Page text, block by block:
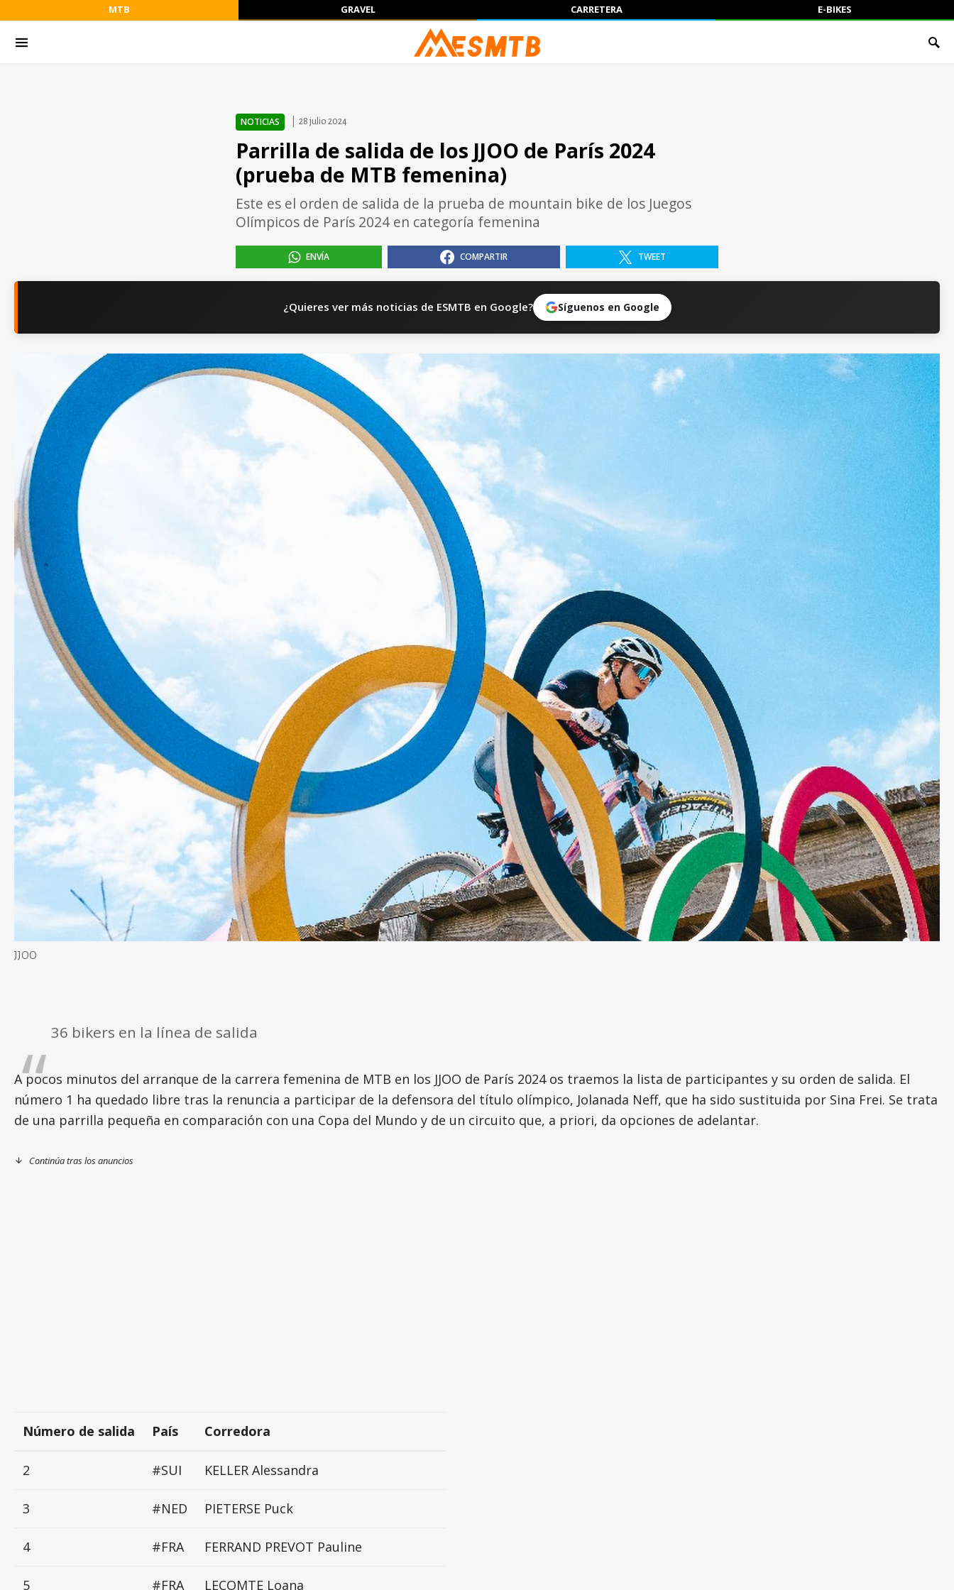
MTB GRAVEL CARRETERA E-BIKES
NOTICIAS 28 julio 2024
Parrilla de salida de los JJOO de París 2024
(prueba de MTB femenina)
Este es el orden de salida de la prueba de mountain bike de los Juegos
Olímpicos de París 2024 en categoría femenina
ENVÍA COMPARTIR TWEET
¿Quieres ver más noticias de ESMTB en Google? Síguenos en Google
JJOO
36 bikers en la línea de salida
A pocos minutos del arranque de la carrera femenina de MTB en los JJOO de París 2024 os traemos la lista de participantes y su orden de salida. El
número 1 ha quedado libre tras la renuncia a participar de la defensora del título olímpico, Jolanada Neff, que ha sido sustituida por Sina Frei. Se trata
de una parrilla pequeña en comparación con una Copa del Mundo y de un circuito que, a priori, da opciones de adelantar.
Continúa tras los anuncios
Número de salida País Corredora
2 #SUI KELLER Alessandra
3 #NED PIETERSE Puck
4 #FRA FERRAND PREVOT Pauline
5 #FRA LECOMTE Loana